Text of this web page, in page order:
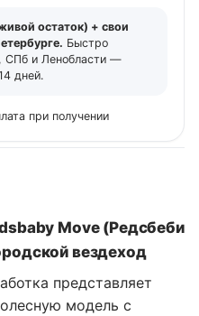
остаток) + свои
Быстро
СПб и Ленобласти —
дней.
при получении
Move (Редсбеби
вездеход
представляет
модель с